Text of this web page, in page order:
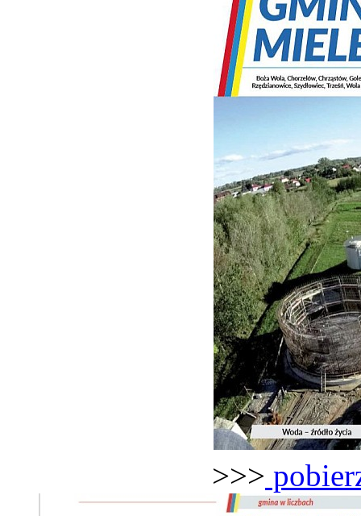
>>>